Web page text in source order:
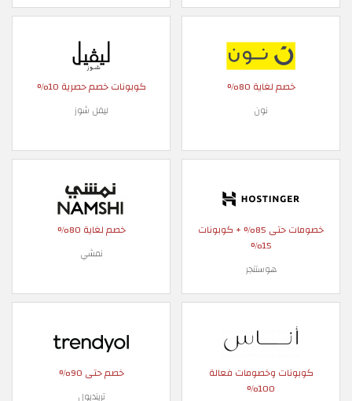
خصم لغاية 80%
نون
كوبونات خصم حصرية 10%
ليفل شوز
خصومات حتى 85% + كوبونات
15%
هوستنجر
خصم لغاية 80%
نمشي
كوبونات وخصومات فعالة
100%
خصم حتى 90%
ترينديول